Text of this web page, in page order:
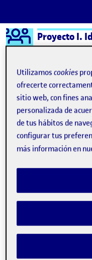
Saltar al contenido
Logo Ágora
Proyecto I.
Semestre 20211 - Aula 4
8
Publicado por
Quelic Berga
Fecha de
Utilizamoscookies
ofrecerte
sitio web, con fines
personalizada de
de tus hábitos de
configurar tus
más información en